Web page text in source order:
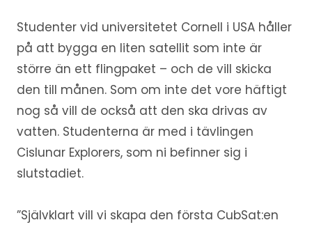
Studenter vid universitetet Cornell i USA håller
på att bygga en liten satellit som inte är
större än ett flingpaket – och de vill skicka
den till månen. Som om inte det vore häftigt
nog så vill de också att den ska drivas av
vatten. Studenterna är med i tävlingen
Cislunar Explorers, som ni befinner sig i
slutstadiet.
”Självklart vill vi skapa den första CubSat:en